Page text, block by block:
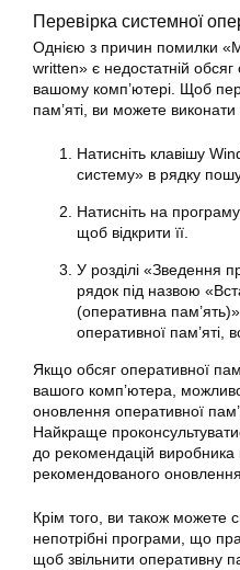
Перевірка системної
Однією з причин помилки
written» є недостатній обсяг
вашому комп’ютері. Щоб
пам’яті, ви можете виконати
Натисніть клавішу
систему» в рядку
Натисніть на
щоб відкрити її.
У розділі «Зведення
рядок під назвою
(оперативна
оперативної пам’яті,
Якщо обсяг оперативної
вашого комп’ютера,
оновлення оперативної
Найкраще
до рекомендацій
рекомендованого
Крім того, ви також можете
непотрібні програми, що
щоб звільнити оперативну